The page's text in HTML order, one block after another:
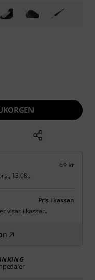
69 kr
13.08..
Pris i kassan
visas i kassan.